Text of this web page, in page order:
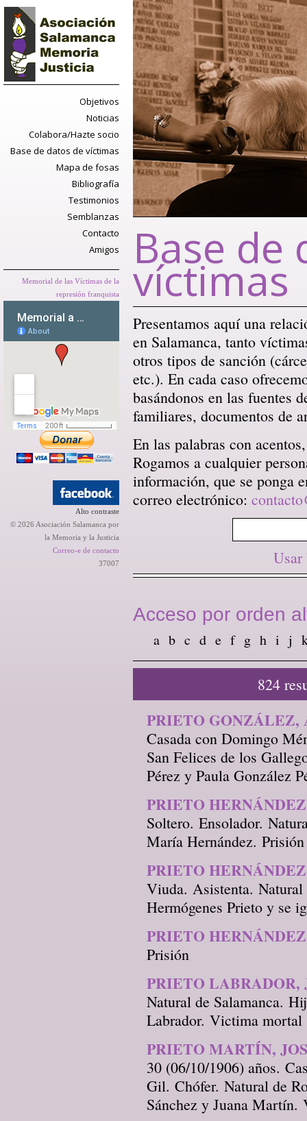
Objetivos
Noticias
Colabora/Hazte socio
Base de datos de víctimas
Mapa de fosas
Bibliografía
Testimonios
Semblanzas
Contacto
Amigos
Memorial de las Víctimas de la
represión franquista
Alto contraste
© 2026 Asociación Salamanca por
la Memoria y la Justicia
Correo-e de contacto
37007
Base de
víctimas
Presentamos aquí una
en Salamanca, tanto
otros tipos de sanción
etc.). En cada caso
basándonos en las fuentes
familiares, documentos de
En las palabras con
Rogamos a cualquier
información, que se ponga
correo electrónico:
Usar
Acceso por orden
a b c d e f g h i j
824
PRIETO
Casada con Domingo
San Felices de los
Pérez y Paula González
PRIETO
Soltero. Ensolador.
María Hernández. Prisión
PRIETO
Viuda. Asistenta.
Hermógenes Prieto y se
PRIETO
Prisión
PRIETO LABRADOR,
Natural de Salamanca.
Labrador. Victima mortal
PRIETO MARTÍN,
30 (06/10/1906) años.
Gil. Chófer. Natural de
Sánchez y Juana